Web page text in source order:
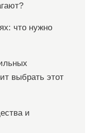
что нужно
выбрать этот
и